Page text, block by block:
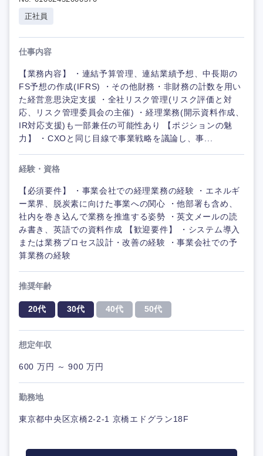
正社員
仕事内容
【業務内容】 ・連結予算管理、連結業績予想、中長期の
FS予想の作成(IFRS) ・その他財務・非財務の計数を用い
た経営意思決定支援 ・全社リスク管理(リスク評価と対
応、リスク管理委員会の主催) ・経理業務(開示資料作成、
IR対応支援)も一部兼任の可能性あり 【ポジションの魅
力】 ・CXOと同じ目線で事業戦略を議論し、事...
経験・資格
【必須要件】 ・事業会社での経理業務の経験 ・エネルギ
ー業界、脱炭素に向けた事業への関心 ・他部署も含め、
社内を巻き込んで業務を推進する姿勢 ・英文メールの読
み書き、英語での資料作成 【歓迎要件】 ・システム導入
または業務プロセス設計・改善の経験 ・事業会社での予
算業務の経験
推奨年齢
20代 30代 40代 50代
想定年収
600 万円 ～ 900 万円
勤務地
東京都中央区京橋2-2-1 京橋エドグラン18F